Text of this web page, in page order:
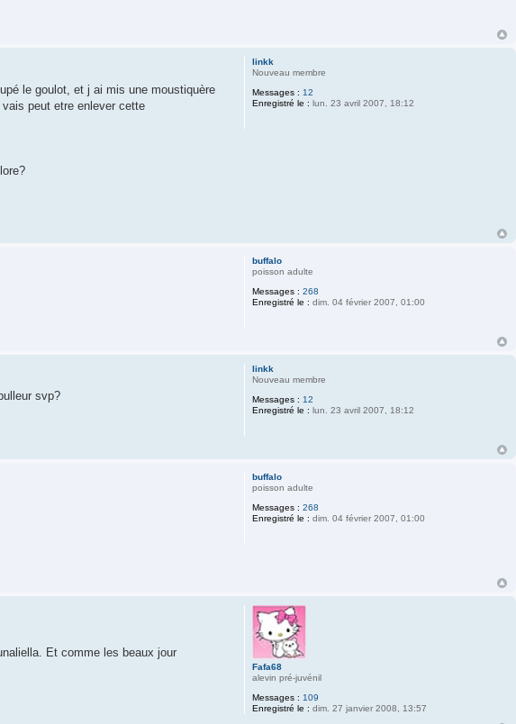
linkk
Nouveau membre
Messages : 12
Enregistré le : lun. 23 avril 2007, 18:12
le goulot, et j ai mis une moustiquère
peut etre enlever cette
buffalo
poisson adulte
Messages : 268
Enregistré le : dim. 04 février 2007, 01:00
linkk
Nouveau membre
Messages : 12
Enregistré le : lun. 23 avril 2007, 18:12
svp?
buffalo
poisson adulte
Messages : 268
Enregistré le : dim. 04 février 2007, 01:00
Fafa68
alevin pré-juvénil
Messages : 109
Enregistré le : dim. 27 janvier 2008, 13:57
Et comme les beaux jour